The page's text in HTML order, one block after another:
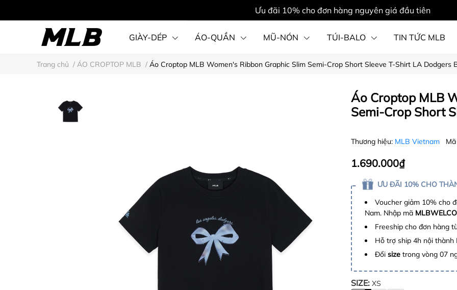
Ưu đãi 10% cho đơn hàng nguyên giá đầu tiên
GIÀY-DÉP ÁO-QUẦN MŨ-NÓN TÚI-BALO TIN TỨC MLB
STEAL KARINA STYLE
Trang chủ / ÁO CROPTOP MLB / Áo Croptop MLB Women's Ribbon Graphic Slim Semi-Crop Short Sleeve T-Shirt LA Dodgers
Áo Croptop MLB
Semi-Crop Short
Thương hiệu: MLB Vietnam
1.690.000₫
ƯU ĐÃI 10% CHO
Voucher giảm 10% cho
Nam. Nhập mã
Freeship cho đơn hàng
Hỗ trợ ship 4h nội thành
Đổi size trong vòng 07
SIZE: XS